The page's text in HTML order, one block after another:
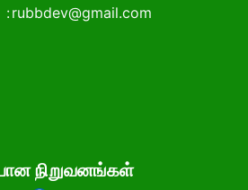
:rubbdev@gmail.com
நிறுவனங்கள்